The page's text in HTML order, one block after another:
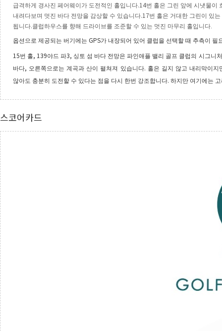
급격하게 경사진 페어웨이가 도전적인 홀입니다.14번 홀은 그린 앞에 시냇물이
내려다보며 멋진 바다 전망을 감상할 수 있습니다.17번 홀은 거대한 그린이 있
됩니다.클럽하우스를 향해 드라이브를 조준할 수 있는 멋진 마무리 홀입니다.
옵션으로 제공되는 버기에는 GPS가 내장되어 있어 클럽을 선택할 때 추측이 필
15번 홀, 139야드 파3, 싱토 섬 바다 전망은파인애플 밸리 골프 클럽의 시그니
바다, 오른쪽으로는 계곡과 산이 펼쳐져 있습니다. 홀은 길지 않고 내리막이지
않아도 충분히 도전할 수 있다는 점을 다시 한번 강조합니다. 하지만 여기에는
스코어카드